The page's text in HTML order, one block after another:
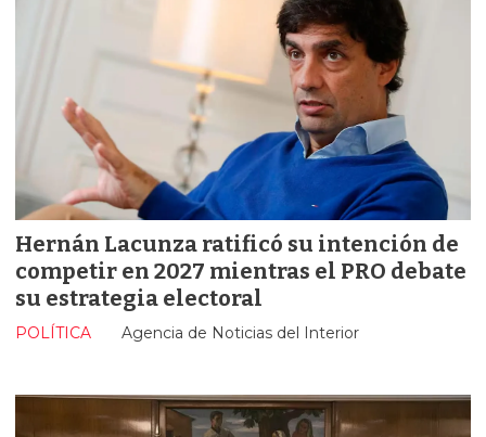
Hernán Lacunza ratificó su intención de
competir en 2027 mientras el PRO debate
su estrategia electoral
Agencia de Noticias del Interior
POLÍTICA